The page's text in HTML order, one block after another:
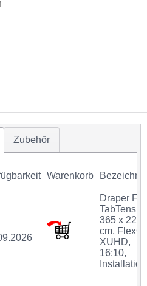
Zubehör
Warenkorb
Draper
365 x 228
cm,
XUHD,
16:10,
Installation